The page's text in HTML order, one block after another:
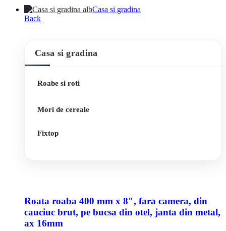
Casa si gradina
Back
Casa si gradina
Roabe si roti
Mori de cereale
Fixtop
Roata roaba 400 mm x 8″, fara camera, din
cauciuc brut, pe bucsa din otel, janta din metal,
ax 16mm